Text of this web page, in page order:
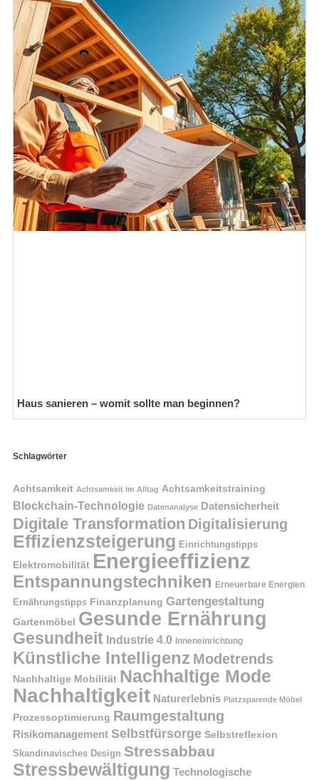
Haus sanieren – womit sollte man beginnen?
Schlagwörter
Achtsamkeit Achtsamkeit im Alltag Achtsamkeitstraining
Blockchain-Technologie Datenanalyse Datensicherheit
Digitale Transformation Digitalisierung
Effizienzsteigerung Einrichtungstipps
Elektromobilität Energieeffizienz
Entspannungstechniken Erneuerbare Energien
Ernährungstipps Finanzplanung Gartengestaltung
Gartenmöbel Gesunde Ernährung
Gesundheit Industrie 4.0 Inneneinrichtung
Künstliche Intelligenz Modetrends
Nachhaltige Mobilität Nachhaltige Mode
Nachhaltigkeit Naturerlebnis Platzsparende Möbel
Prozessoptimierung Raumgestaltung
Risikomanagement Selbstfürsorge Selbstreflexion
Skandinavisches Design Stressabbau
Stressbewältigung Technologische